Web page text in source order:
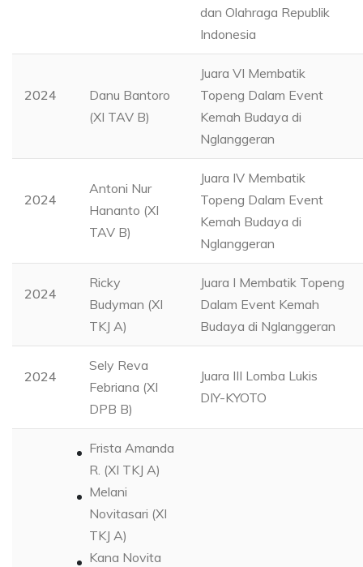
dan Olahraga Republik
Indonesia
2024
Danu Bantoro
(XI TAV B)
Juara VI Membatik
Topeng Dalam Event
Kemah Budaya di
Nglanggeran
2024
Antoni Nur
Hananto (XI
TAV B)
Juara IV Membatik
Topeng Dalam Event
Kemah Budaya di
Nglanggeran
2024
Ricky
Budyman (XI
TKJ A)
Juara I Membatik Topeng
Dalam Event Kemah
Budaya di Nglanggeran
2024
Sely Reva
Febriana (XI
DPB B)
Juara III Lomba Lukis
DIY-KYOTO
Frista Amanda
R. (XI TKJ A)
Melani
Novitasari (XI
TKJ A)
Kana Novita